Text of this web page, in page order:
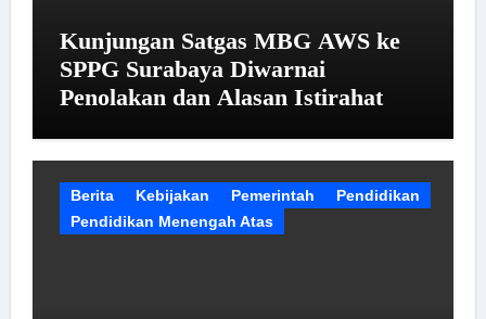
Kunjungan Satgas MBG AWS ke
SPPG Surabaya Diwarnai
Penolakan dan Alasan Istirahat
Berita Kebijakan Pemerintah
Pendidikan
Pendidikan Menengah Atas